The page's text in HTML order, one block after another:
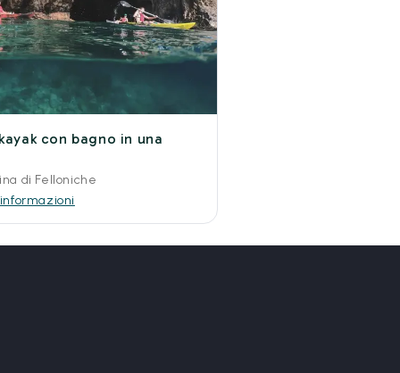
con bagno in una
di Felloniche